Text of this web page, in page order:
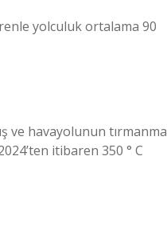
yolculuk ortalama 90
ve havayolunun tırmanma
itibaren 350 ° C